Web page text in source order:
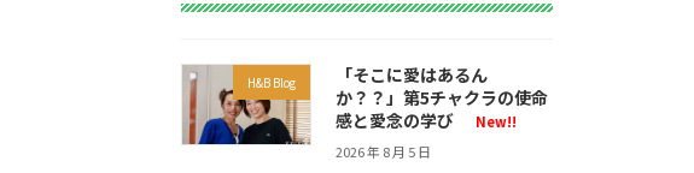
H&B Blog
「そこに愛はあるん
か？？」第5チャクラの使命
感と愛念の学び
New!!
2026 年 8 月 5 日